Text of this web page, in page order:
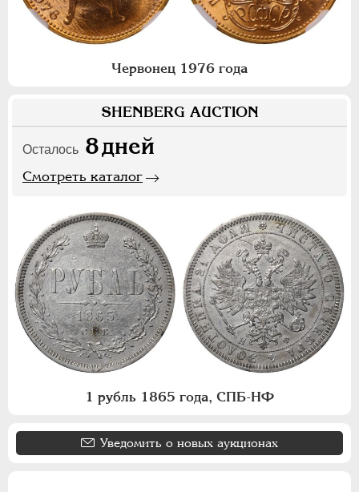
Червонец 1976 года
SHENBERG AUCTION
Осталось 8дней
Смотреть каталог
1 рубль 1865 года, СПБ-НФ
Уведомить о новых аукционах